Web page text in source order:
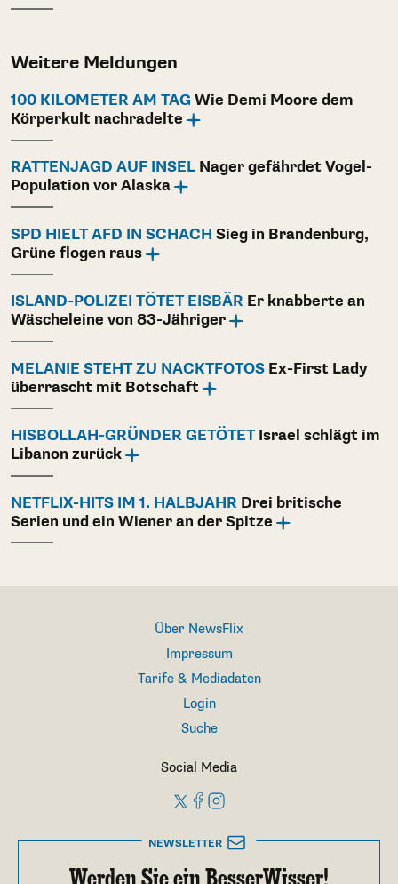
Weitere Meldungen
100 KILOMETER AM TAG Wie Demi Moore dem
Körperkult nachradelte
RATTENJAGD AUF INSEL Nager gefährdet Vogel-
Population vor Alaska
SPD HIELT AFD IN SCHACH Sieg in Brandenburg,
Grüne flogen raus
ISLAND-POLIZEI TÖTET EISBÄR Er knabberte an
Wäscheleine von 83-Jähriger
MELANIE STEHT ZU NACKTFOTOS Ex-First Lady
überrascht mit Botschaft
HISBOLLAH-GRÜNDER GETÖTETIsrael schlägt im
Libanon zurück
NETFLIX-HITS IM 1. HALBJAHR Drei britische
Serien und ein Wiener an der Spitze
Über NewsFlix
Impressum
Tarife & Mediadaten
Login
Suche
Social Media
NEWSLETTER
Werden Sie ein BesserWisser!